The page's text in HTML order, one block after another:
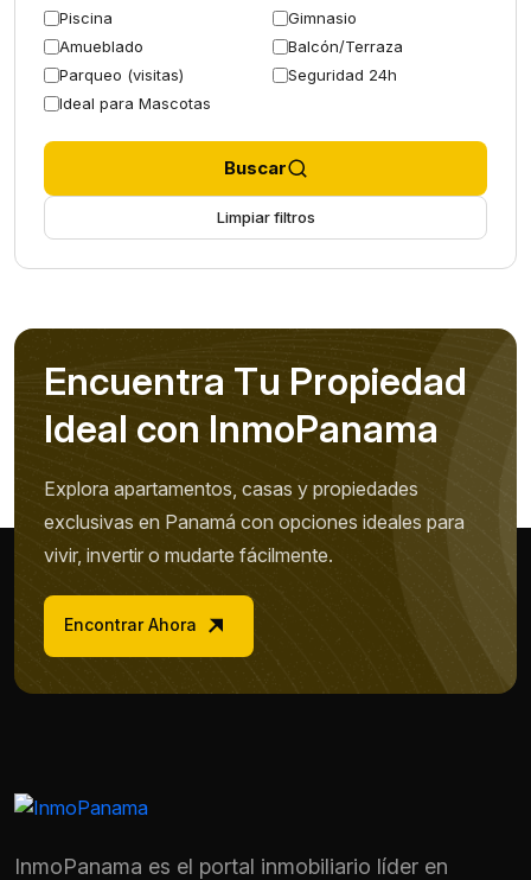
Piscina
Gimnasio
Amueblado
Balcón/Terraza
Parqueo (visitas)
Seguridad 24h
Ideal para Mascotas
Buscar
Limpiar filtros
Encuentra Tu Propiedad
Ideal con InmoPanama
Explora apartamentos, casas y propiedades
exclusivas en Panamá con opciones ideales para
vivir, invertir o mudarte fácilmente.
Encontrar Ahora
InmoPanama es el portal inmobiliario líder en